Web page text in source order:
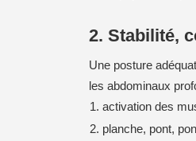
2. Stabilité,
Une posture
les abdominaux
activation des
planche, pont,